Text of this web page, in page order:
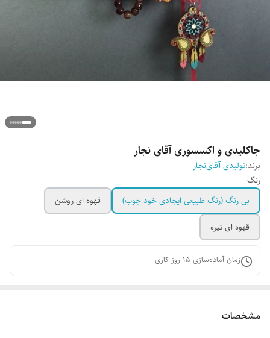
جاکلیدی و اکسسوری آقای نجار
برند:تولیدی آقای‌نجار
رنگ
بی رنگ (رنگ طبیعی ایجادی خود چوب)
قهوه ای روشن
قهوه ای تیره
زمان آماده‌سازی 15 روز کاری
مشخصات